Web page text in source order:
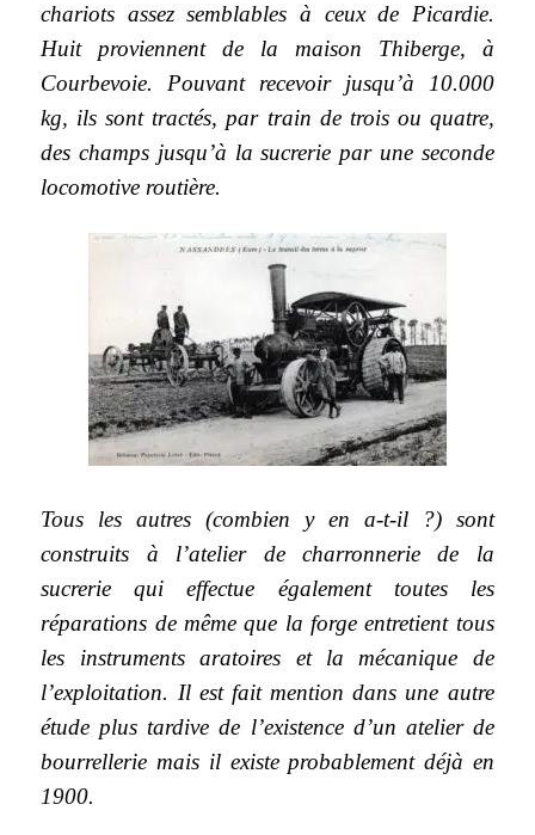
chariots assez semblables à ceux de Picardie.
Huit proviennent de la maison Thiberge, à
Courbevoie. Pouvant recevoir jusqu’à 10.000
kg, ils sont tractés, par train de trois ou quatre,
des champs jusqu’à la sucrerie par une seconde
locomotive routière.
Tous les autres (combien y en a-t-il ?) sont
construits à l’atelier de charronnerie de la
sucrerie qui effectue également toutes les
réparations de même que la forge entretient tous
les instruments aratoires et la mécanique de
l’exploitation. Il est fait mention dans une autre
étude plus tardive de l’existence d’un atelier de
bourrellerie mais il existe probablement déjà en
1900.